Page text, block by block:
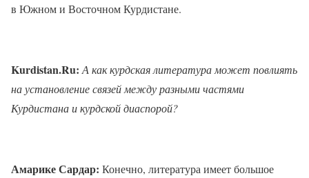
в Южном и Восточном Курдистане.
Kurdistan.Ru: А как курдская литература может повлиять
на установление связей между разными частями
Курдистана и курдской диаспорой?
Амарике Сардар: Конечно, литература имеет большое